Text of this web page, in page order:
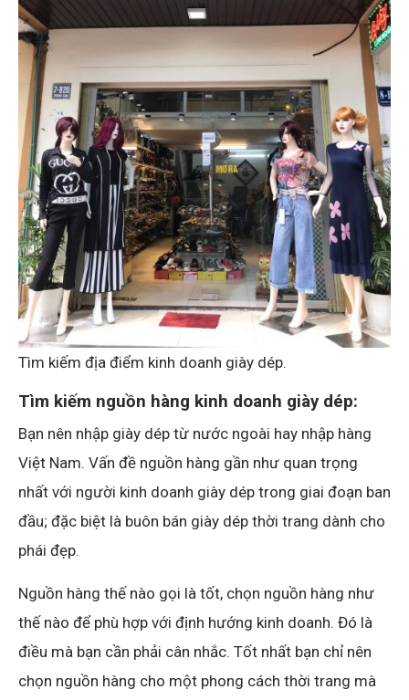
Tìm kiếm địa điểm kinh doanh giày dép.
Tìm kiếm nguồn hàng kinh doanh giày dép:
Bạn nên nhập giày dép từ nước ngoài hay nhập hàng
Việt Nam. Vấn đề nguồn hàng gần như quan trọng
nhất với người kinh doanh giày dép trong giai đoạn ban
đầu; đặc biệt là buôn bán giày dép thời trang dành cho
phái đẹp.
Nguồn hàng thế nào gọi là tốt, chọn nguồn hàng như
thế nào để phù hợp với định hướng kinh doanh. Đó là
điều mà bạn cần phải cân nhắc. Tốt nhất bạn chỉ nên
chọn nguồn hàng cho một phong cách thời trang mà